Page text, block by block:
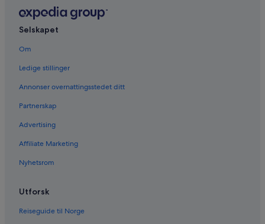
Afrika
Populære reisemål i Lombardia
Bilutleie i Sirmione
Bilutleie i Milano
Bilutleie i Como
Bilutleie i Bellagio
Bilutleie i Varenna
Bilutleie i Menaggio
Bilutleie i Livigno
Selskapet
Om
Ledige stillinger
Annonser overnattingsstedet ditt
Partnerskap
Advertising
Affiliate Marketing
Nyhetsrom
Utforsk
Reiseguide til Norge